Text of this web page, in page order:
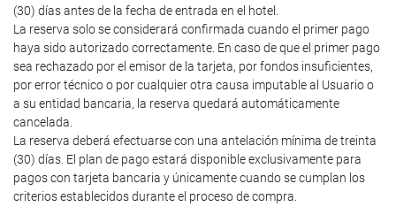
(30) días antes de la fecha de entrada en el hotel.
La reserva solo se considerará confirmada cuando el primer pago
haya sido autorizado correctamente. En caso de que el primer pago
sea rechazado por el emisor de la tarjeta, por fondos insuficientes,
por error técnico o por cualquier otra causa imputable al Usuario o
a su entidad bancaria, la reserva quedará automáticamente
cancelada.
La reserva deberá efectuarse con una antelación mínima de treinta
(30) días. El plan de pago estará disponible exclusivamente para
pagos con tarjeta bancaria y únicamente cuando se cumplan los
criterios establecidos durante el proceso de compra.